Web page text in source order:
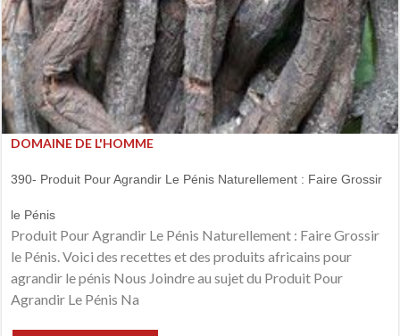
DOMAINE DE L'HOMME
390- Produit Pour Agrandir Le Pénis Naturellement : Faire Grossir
le Pénis
Produit Pour Agrandir Le Pénis Naturellement : Faire Grossir
le Pénis. Voici des recettes et des produits africains pour
agrandir le pénis Nous Joindre au sujet du Produit Pour
Agrandir Le Pénis Na